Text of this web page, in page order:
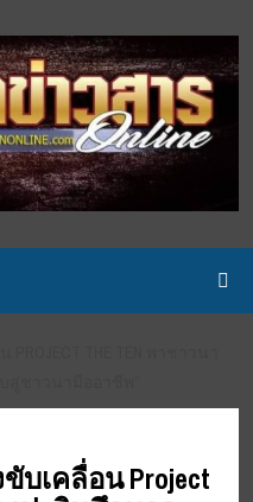
บเคลื่อน Project